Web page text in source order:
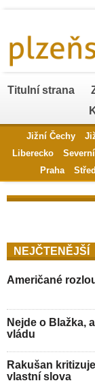
Titulní strana
Jižní Čechy
Liberecko
Praha
NEJČTENĚJŠÍ
Američané
Nejde o Blažka,
vládu
Rakušan
vlastní slova